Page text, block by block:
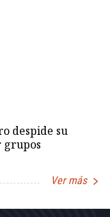
despide su
grupos
Ver más